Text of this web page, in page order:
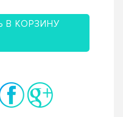
В КОРЗИНУ